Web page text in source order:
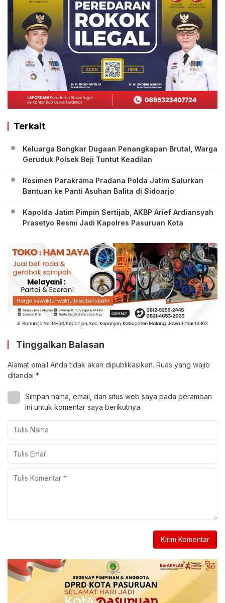
Terkait
Keluarga Bongkar Dugaan Penangkapan Brutal, Warga
Geruduk Polsek Beji Tuntut Keadilan
Resimen Parakrama Pradana Polda Jatim Salurkan
Bantuan ke Panti Asuhan Balita di Sidoarjo
Kapolda Jatim Pimpin Sertijab, AKBP Arief Ardiansyah
Prasetyo Resmi Jadi Kapolres Pasuruan Kota
Tinggalkan Balasan
Alamat email Anda tidak akan dipublikasikan. Ruas yang wajib
ditandai *
Simpan nama, email, dan situs web saya pada peramban
ini untuk komentar saya berikutnya.